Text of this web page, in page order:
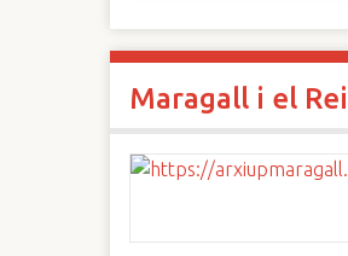
Maragall i el